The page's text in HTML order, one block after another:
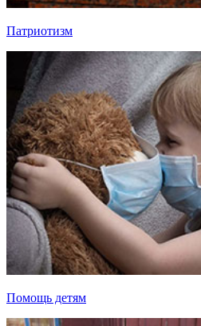
Патриотизм
Помощь детям